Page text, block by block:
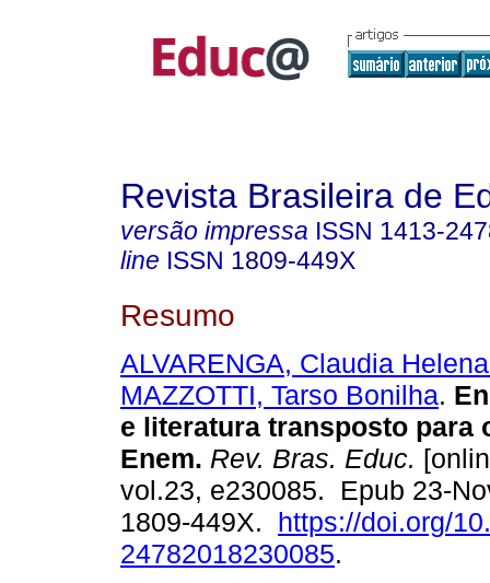
Revista Brasileira de
versão impressa ISSN 1413-
line ISSN 1809-449X
Resumo
ALVARENGA, Claudia
MAZZOTTI, Tarso Bonilha.
e literatura transposto para
Enem. Rev. Bras. Educ.
vol.23, e230085. Epub 23-
1809-449X. https://doi.org/
24782018230085.